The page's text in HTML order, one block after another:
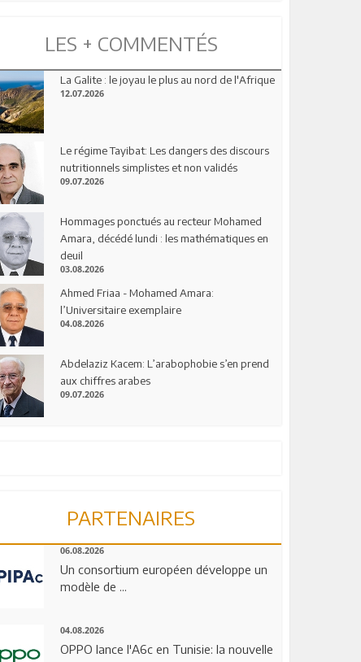
LES + COMMENTÉS
La Galite : le joyau le plus au nord de l'Afrique
12.07.2026
Le régime Tayibat: Les dangers des discours
nutritionnels simplistes et non validés
09.07.2026
Hommages ponctués au recteur Mohamed
Amara, décédé lundi : les mathématiques en
deuil
03.08.2026
Ahmed Friaa - Mohamed Amara:
l’Universitaire exemplaire
04.08.2026
Abdelaziz Kacem: L’arabophobie s’en prend
aux chiffres arabes
09.07.2026
PARTENAIRES
06.08.2026
Un consortium européen développe un
modèle de ...
04.08.2026
OPPO lance l'A6c en Tunisie: la nouvelle